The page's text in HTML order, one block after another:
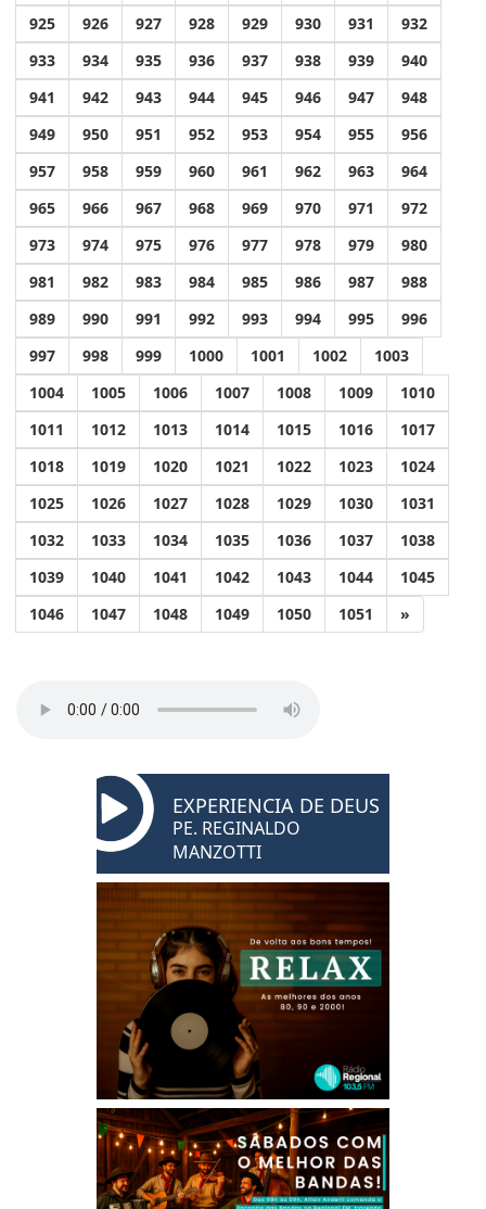
925 926 927 928 929 930 931
932
933
934 935 936 937 938 939
940
941
942 943 944 945 946 947
948
949
950 951 952 953 954 955
956
957
958 959 960 961 962 963
964
965
966 967 968 969 970 971
972
973
974 975 976 977 978 979
980
981
982 983 984 985 986 987
988
989
990 991 992 993 994 995
996
997
998 999 1000 1001 1002
1003
1004
1005 1006 1007 1008 1009
1010
1011
1012 1013 1014 1015 1016
1017
1018
1019 1020 1021 1022 1023
1024
1025
1026 1027 1028 1029 1030
1031
1032
1033 1034 1035 1036 1037
1038
1039
1040 1041 1042 1043 1044
1045
1046
1047 1048 1049 1050 1051 »
EXPERIENCIA DE DEUS
PE. REGINALDO
MANZOTTI